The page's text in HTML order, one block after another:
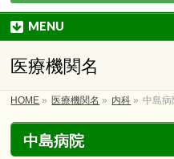
MENU
医療機関名
HOME » 医療機関名 » 内科 » 中島病
中島病院